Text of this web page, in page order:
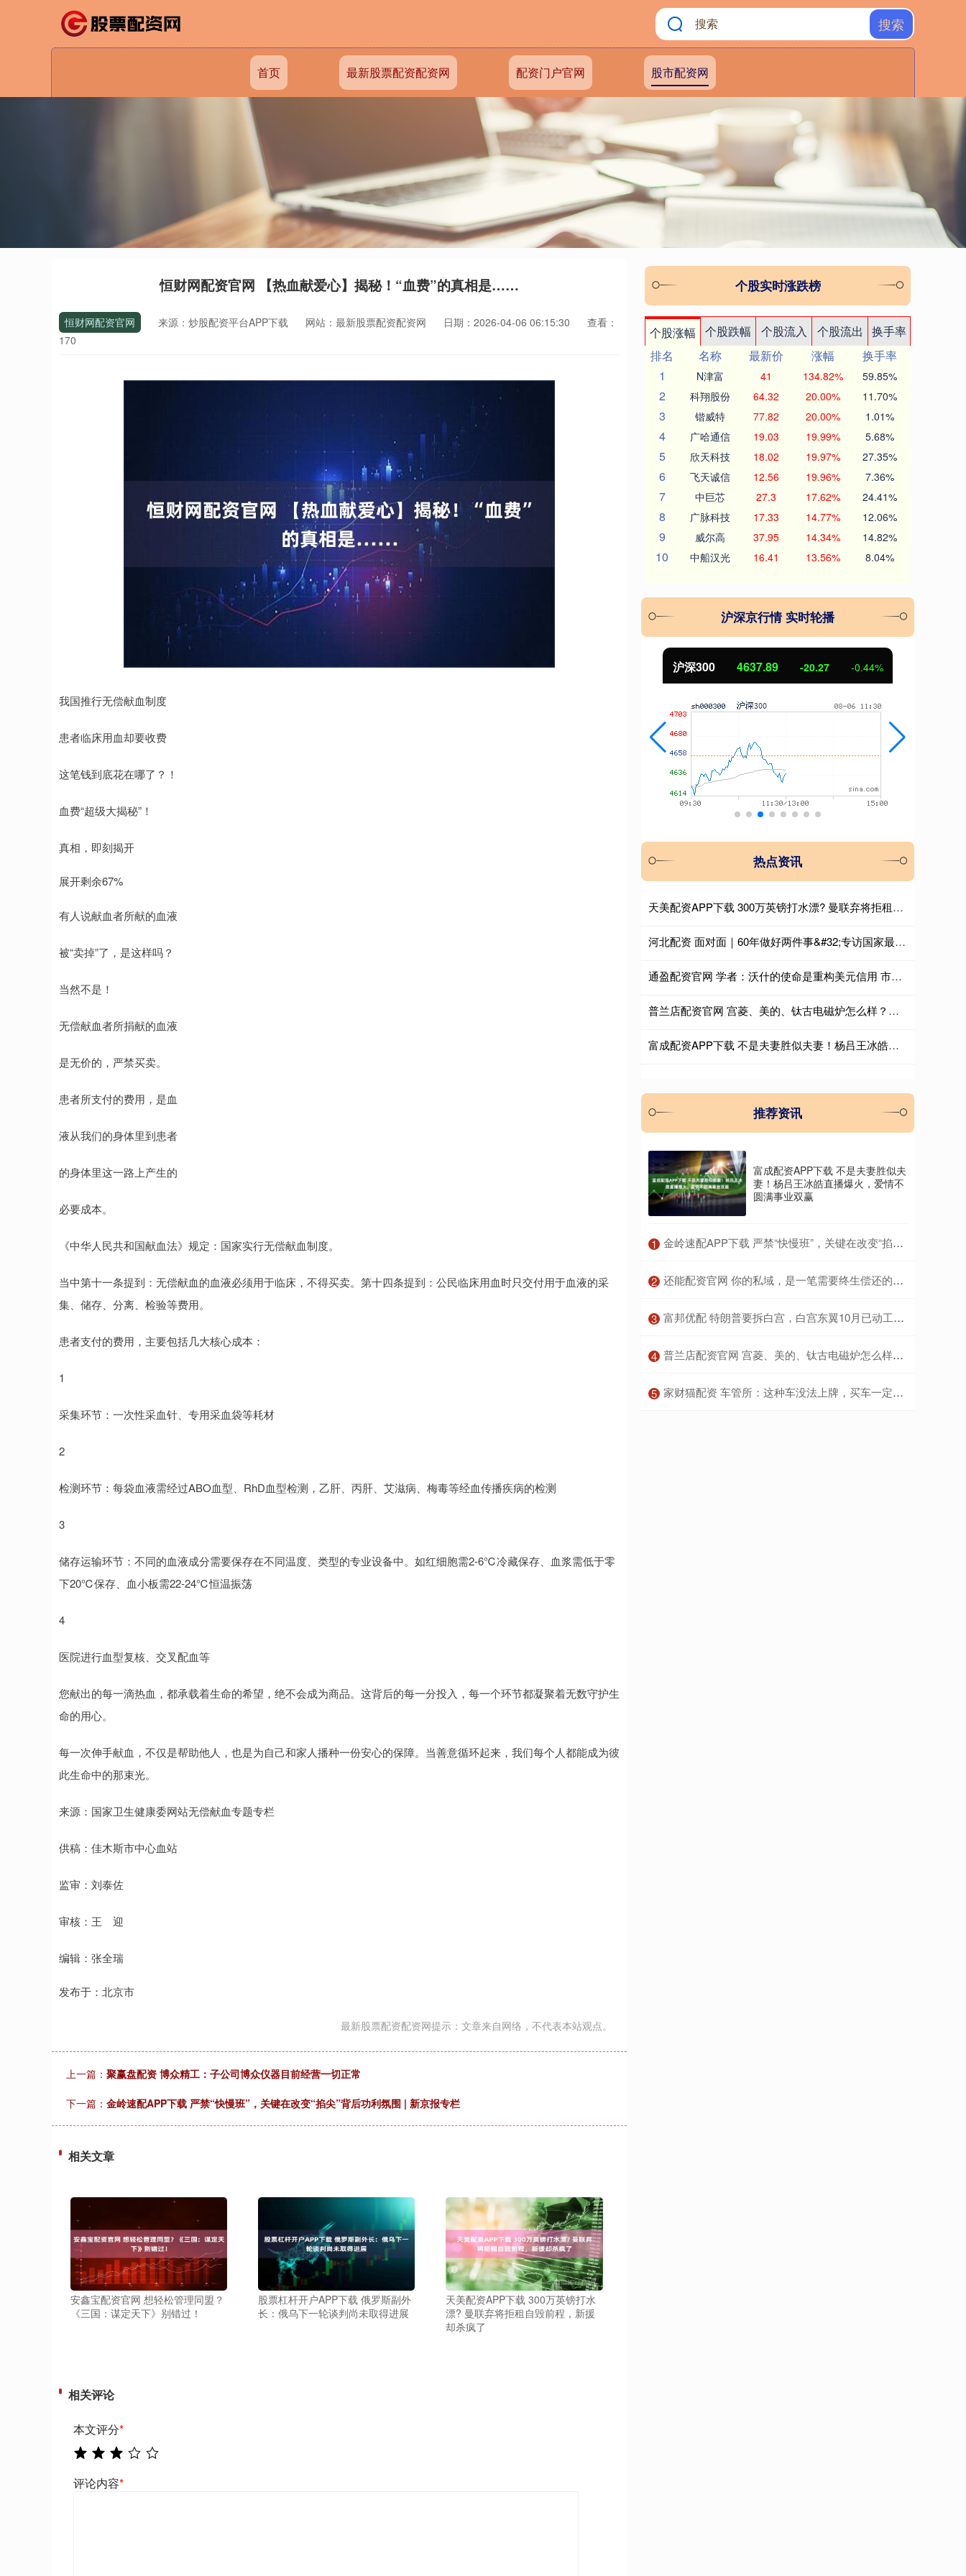
搜索
首页 最新股票配资配资网 配资门户官网 股市配资网
恒财网配资官网 【热血献爱心】揭秘！“血费”的真相是……
恒财网配资官网 来源：炒股配资平台APP下载 网站：最新股票配资配资网 日期：2026-04-06 06:15:30
查看：
170
我国推行无偿献血制度
患者临床用血却要收费
这笔钱到底花在哪了？！
血费“超级大揭秘”！
真相，即刻揭开
展开剩余67%
有人说献血者所献的血液
被“卖掉”了，是这样吗？
当然不是！
无偿献血者所捐献的血液
是无价的，严禁买卖。
患者所支付的费用，是血
液从我们的身体里到患者
的身体里这一路上产生的
必要成本。
《中华人民共和国献血法》规定：国家实行无偿献血制度。
当中第十一条提到：无偿献血的血液必须用于临床，不得买卖。第十四条提到：公民临床用血时只交付用于血液的采
集、储存、分离、检验等费用。
患者支付的费用，主要包括几大核心成本：
1
采集环节：一次性采血针、专用采血袋等耗材
2
检测环节：每袋血液需经过ABO血型、RhD血型检测，乙肝、丙肝、艾滋病、梅毒等经血传播疾病的检测
3
储存运输环节：不同的血液成分需要保存在不同温度、类型的专业设备中。如红细胞需2-6℃冷藏保存、血浆需低于零
下20℃保存、血小板需22-24℃恒温振荡
4
医院进行血型复核、交叉配血等
您献出的每一滴热血，都承载着生命的希望，绝不会成为商品。这背后的每一分投入，每一个环节都凝聚着无数守护生
命的用心。
每一次伸手献血，不仅是帮助他人，也是为自己和家人播种一份安心的保障。当善意循环起来，我们每个人都能成为彼
此生命中的那束光。
来源：国家卫生健康委网站无偿献血专题专栏
供稿：佳木斯市中心血站
监审：刘泰佐
审核：王 迎
编辑：张全瑞
发布于：北京市
最新股票配资配资网提示：文章来自网络，不代表本站观点。
上一篇： 聚赢盘配资 博众精工：子公司博众仪器目前经营一切正常
下一篇： 金岭速配APP下载 严禁“快慢班”，关键在改变“掐尖”背后功利氛围 | 新京报专栏
相关文章
安鑫宝配资官网 想轻松管理同盟？
《三国：谋定天下》别错过！
股票杠杆开户APP下载 俄罗斯副外
长：俄乌下一轮谈判尚未取得进展
天美配资APP下载 300万英镑打水
漂? 曼联弃将拒租自毁前程，新援
却杀疯了
相关评论
本文评分*
评论内容*
个股实时涨跌榜
个股涨幅 个股跌幅 个股流入 个股流出
换手率
排名
名称 最新价 涨幅
换手率
1
N津富 41 134.82% 59.85%
2 科翔股份 64.32 20.00% 11.70%
3 锴威特 77.82 20.00% 1.01%
4 广哈通信 19.03 19.99% 5.68%
5 欣天科技 18.02 19.97% 27.35%
6 飞天诚信 12.56 19.96% 7.36%
7 中巨芯 27.3 17.62% 24.41%
8 广脉科技 17.33 14.77% 12.06%
9 威尔高 37.95 14.34% 14.82%
10 中船汉光 16.41 13.56% 8.04%
沪深京行情 实时轮播
深证成指 14070.78 -73.43 -0.52% 沪深300 4637.89 -20.27 北证50 1115.17 -4.29 -0.38%
热点资讯
天美配资APP下载 300万英镑打水漂? 曼联弃将拒租自毁前程，新援却杀疯了
河北配资 面对面｜60年做好两件事&#32;专访国家最高科学技术奖获得者贲德
通盈配资官网 学者：沃什的使命是重构美元信用 市场巨震回应新玩法
普兰店配资官网 宫菱、美的、钛古电磁炉怎么样？实力测评对抗赛拉开帷幕
富成配资APP下载 不是夫妻胜似夫妻！杨吕王冰皓直播爆火，爱情不圆满事业双赢
推荐资讯
富成配资APP下载 不是夫妻胜似夫
妻！杨吕王冰皓直播爆火，爱情不
圆满事业双赢
1 ​金岭速配APP下载 严禁“快慢班”，关键在改变“掐尖”背后功利氛围 | 新京报专栏
2 ​还能配资官网 你的私域，是一笔需要终生偿还的信任债：用信任经济学重构你的流量价值观
3 ​富邦优配 特朗普要拆白宫，白宫东翼10月已动工，砸2.5亿建千人宴会厅
4 ​普兰店配资官网 宫菱、美的、钛古电磁炉怎么样？实力测评对抗赛拉开帷幕
5 ​家财猫配资 车管所：这种车没法上牌，买车一定要注意，不然只花冤枉钱！